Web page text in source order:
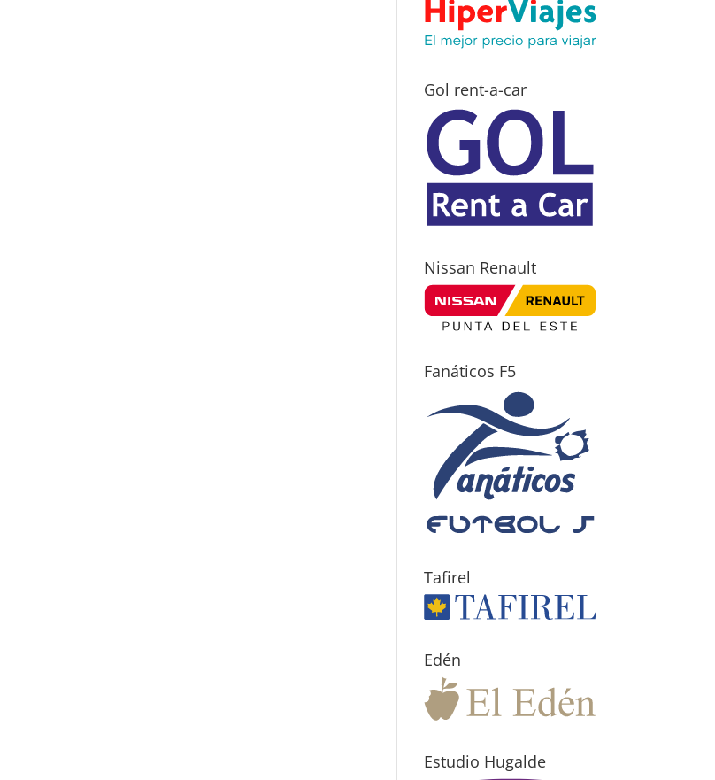
Gol rent-a-car
Nissan Renault
Fanáticos F5
Tafirel
Edén
Estudio Hugalde